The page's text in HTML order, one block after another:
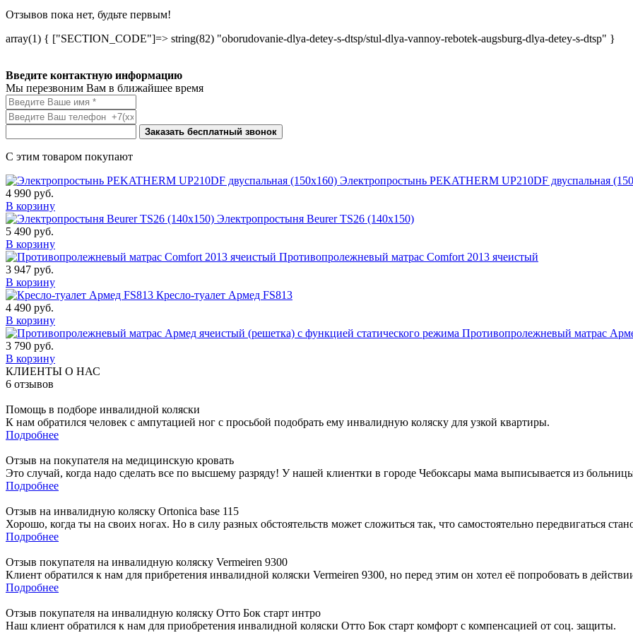
Отзывов пока нет, будьте первым!
array(1) { ["SECTION_CODE"]=> string(82) "oborudovanie-dlya-detey-s-dtsp/stul-dlya-vannoy-rebotek-augsburg-dlya-detey-s-dtsp" }
Введите контактную информацию
Мы перезвоним Вам в ближайшее время
Заказать бесплатный звонок
С этим товаром покупают
Электропростынь PEKATHERM UP210DF двуспальная
4 990 руб.
В корзину
Электропростыня Beurer TS26 (140x150)
5 490 руб.
В корзину
Противопролежневый матрас Comfort 2013 ячеистый
3 947 руб.
В корзину
Кресло-туалет Армед FS813
4 490 руб.
В корзину
Противопролежневый матрас
3 790 руб.
В корзину
КЛИЕНТЫ О НАС
6 отзывов
Помощь в подборе инвалидной коляски
К нам обратился человек с ампутацией ног с просьбой подобрать ему инвалидную коляску для узкой квартиры.
Подробнее
Отзыв на покупателя на медицинскую кровать
Это случай, когда надо сделать все по высшему разряду! У нашей клиентки в городе Чебоксары мама выписывается из
Подробнее
Отзыв на инвалидную коляску Ortonica base 115
Хорошо, когда ты на своих ногах. Но в силу разных обстоятельств может сложиться так, что самостоятельно передвигаться
Подробнее
Отзыв покупателя на инвалидную коляску Vermeiren 9300
Клиент обратился к нам для прибретения инвалидной коляски Vermeiren 9300, но перед этим он хотел её попробовать в
Подробнее
Отзыв покупателя на инвалидную коляску Отто Бок старт интро
Наш клиент обратился к нам для приобретения инвалидной коляски Отто Бок старт комфорт с компенсацией от соц. защиты.